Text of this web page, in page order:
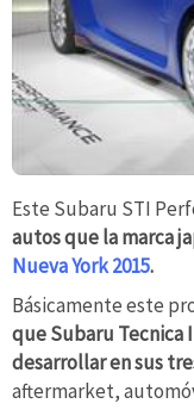
Este Subaru STI
autos que la marca
Nueva York 2015.
Básicamente este
que Subaru Tecnica
desarrollar en sus
aftermarket,